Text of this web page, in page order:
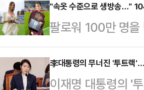
당대표 후보를 발
티셔츠 한 장과 청
보안요원 복장의
지 모두 '철수형'에
"속옷 수준으로 생방송…"
팔로워 100만 명을
나의 과한 노출 의
에 따르면 엘레오
스타디움에서 열
李대통령의 무너진 '투트랙
이재명 대통령의 '